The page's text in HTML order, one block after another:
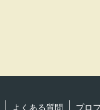
よくある質問 プロ